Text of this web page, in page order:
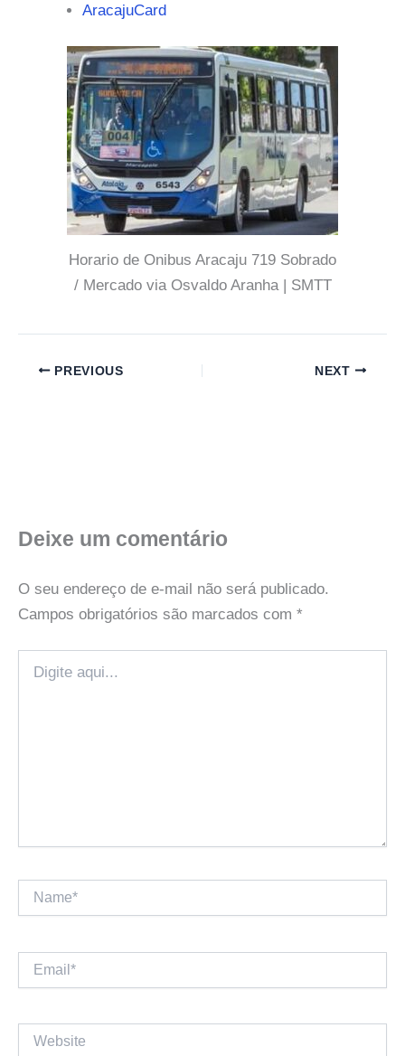
AracajuCard
Horario de Onibus Aracaju 719 Sobrado
/ Mercado via Osvaldo Aranha | SMTT
PREVIOUS NEXT
Deixe um comentário
O seu endereço de e-mail não será publicado.
Campos obrigatórios são marcados com *
aqui...
Website